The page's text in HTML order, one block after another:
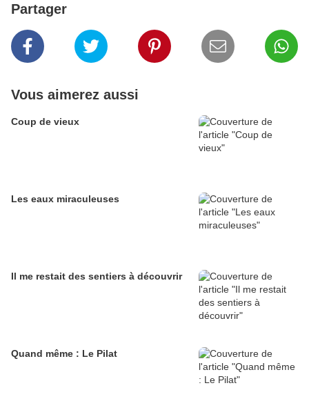
Partager
Vous aimerez aussi
Coup de vieux
Les eaux miraculeuses
Il me restait des sentiers à découvrir
Quand même : Le Pilat